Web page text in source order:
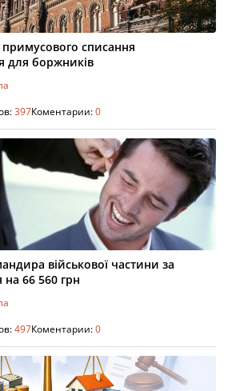
списання
для боржників
397Коментарии:0
військової частини за
на 66 560 грн
497Коментарии:0